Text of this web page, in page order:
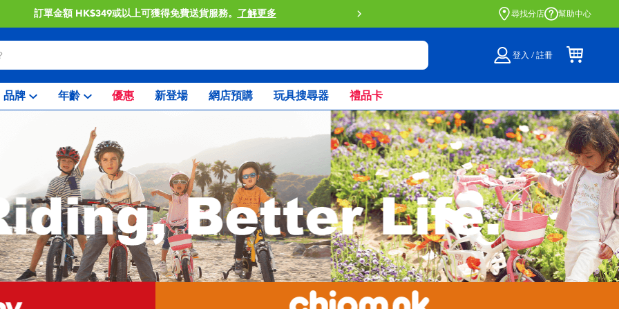
訂單金額 HK$349或以上可獲得免費送貨服務。 了解更多 門店自取服務 網上購買並在店內
尋找分店 幫助中心
登入 / 註冊
品牌 年齡 優惠 新登場 網店預購 玩具搜尋器 禮品卡